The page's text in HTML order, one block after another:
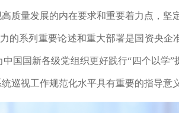
质量发展的内在要求和重要着力点，坚
的系列重要论述和重大部署是国资央企
中国国新各级党组织更好践行“四个以学”
巡视工作规范化水平具有重要的指导意义